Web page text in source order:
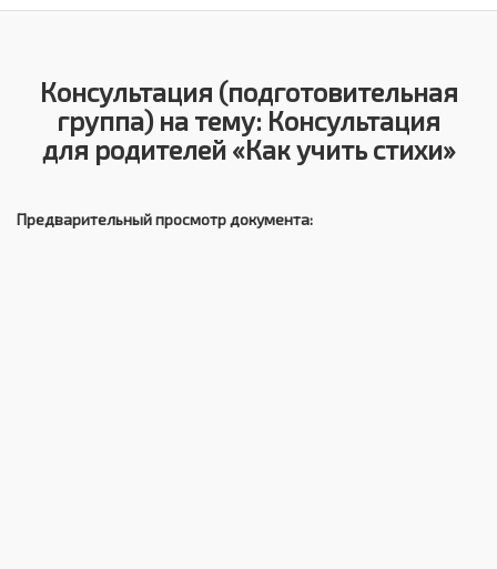
Консультация (подготовительная
группа) на тему: Консультация
для родителей «Как учить стихи»
Предварительный просмотр документа: